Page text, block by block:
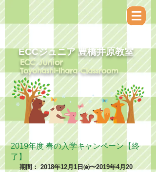
ECCジュニア​ 豊橋井原教室
ECC Junior
Toyohashi-Ihara Classroom
2019年度 春の入学キャンペーン【終
了】
期間： 2018年12月1日㈮〜2019年4月20